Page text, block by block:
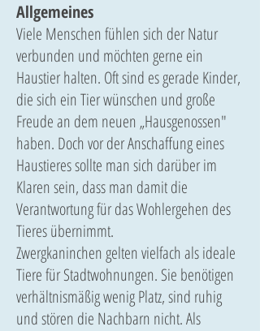
Allgemeines
Viele Menschen fühlen sich der Natur
verbunden und möchten gerne ein
Haustier halten. Oft sind es gerade Kinder,
die sich ein Tier wünschen und große
Freude an dem neuen „Hausgenossen"
haben. Doch vor der Anschaffung eines
Haustieres sollte man sich darüber im
Klaren sein, dass man damit die
Verantwortung für das Wohlergehen des
Tieres übernimmt.
Zwergkaninchen gelten vielfach als ideale
Tiere für Stadtwohnungen. Sie benötigen
verhältnismäßig wenig Platz, sind ruhig
und stören die Nachbarn nicht. Als